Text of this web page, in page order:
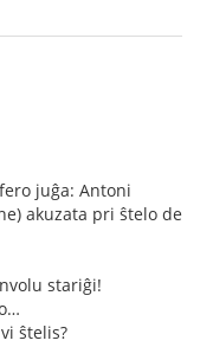
juĝa: Antoni
akuzata pri ŝtelo de
stariĝi!
ŝtelis?